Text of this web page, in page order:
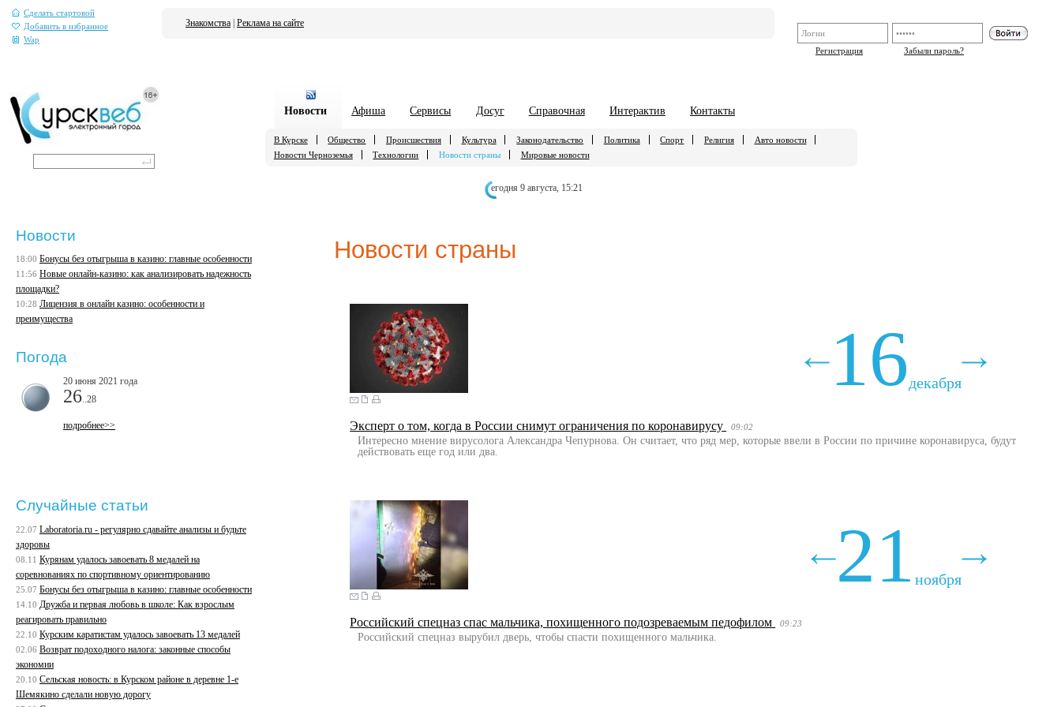
Сделать стартовой
Добавить в избранное
Wap
Регистрация
Забыли пароль?
Знакомства Реклама на сайте
Новости Афиша Сервисы Досуг Справочная Интерактив Контакты
В Курске Общество Происшествия Культура Законодательство Политика Спорт Религия
Авто новости
Новости Черноземья
Технологии Новости страны Мировые новости
егодня 9 августа, 15:21
Новости страны
декабря
16
Эксперт о том, когда в России снимут ограничения по коронавирусу 09:02
Интересно мнение вирусолога Александра Чепурнова. Он считает, что ряд мер, которые ввели в России по причине коронавируса, будут
действовать еще год или два.
ноября
21
Российский спецназ спас мальчика, похищенного подозреваемым педофилом 09:23
Российский спецназ вырубил дверь, чтобы спасти похищенного мальчика.
Новости
18:00 Бонусы без отыгрыша в казино: главные особенности
11:56 Новые онлайн-казино: как анализировать надежность
площадки?
10:28 Лицензия в онлайн казино: особенности и
преимущества
Погода
20 июня 2021 года
26 ..28
подробнее>>
Случайные статьи
22.07 Laboratoria.ru - регулярно сдавайте анализы и будьте
здоровы
08.11 Курянам удалось завоевать 8 медалей на
соревнованиях по спортивному ориентированию
25.07 Бонусы без отыгрыша в казино: главные особенности
14.10 Дружба и первая любовь в школе: Как взрослым
реагировать правильно
22.10 Курским каратистам удалось завоевать 13 медалей
02.06 Возврат подоходного налога: законные способы
экономии
20.10 Сельская новость: в Курском районе в деревне 1-е
Шемякино сделали новую дорогу